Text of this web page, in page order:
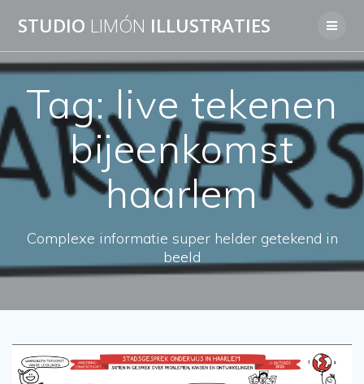
to
STUDIO LIMÓN ILLUSTRATIES
Tag:live tekenen
bijeenkomst
haarlem
Complexe informatie super helder getekend in
beeld